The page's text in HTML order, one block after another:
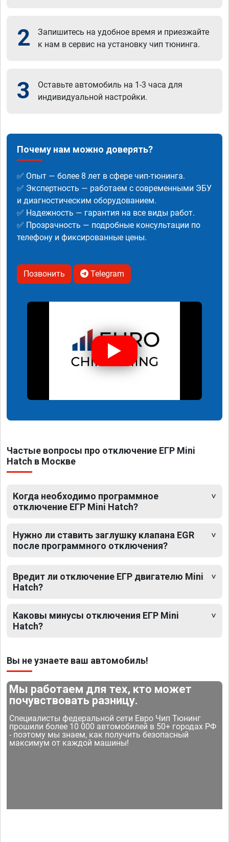
2
Запишитесь на удобное время и приезжайте
к нам в сервис на установку чип тюнинга.
3
Оставьте автомобиль на 1-3 часа для
индивидуальной настройки.
Почему нам можно доверять?
✅ Опыт — более 8 лет в сфере чип-тюнинга.
✅ Экспертность — работаем с современными ЭБУ
и диагностическим оборудованием.
✅ Надежность — гарантия на все виды работ.
✅ Прозрачность — подробные консультации по
телефону и фиксированные цены.
Позвонить Telegram
Частые вопросы про отключение ЕГР Mini
Hatch в Москве
Когда необходимо программное
отключение ЕГР Mini Hatch?
Нужно ли ставить заглушку клапана EGR
после программного отключения?
Вредит ли отключение ЕГР двигателю Mini
Hatch?
Каковы минусы отключения ЕГР Mini
Hatch?
Вы не узнаете ваш автомобиль!
Мы работаем для тех, кто может
почувствовать разницу.
Специалисты федеральной сети Евро Чип Тюнинг
прошили более 10 000 автомобилей в 50+ городах РФ
- поэтому мы знаем, как получить безопасный
максимум от каждой машины!